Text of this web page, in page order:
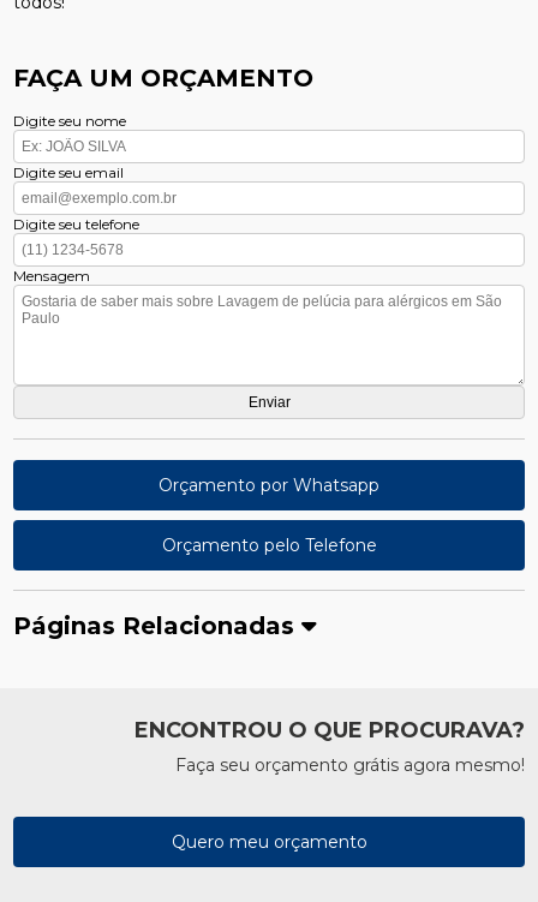
FAÇA UM ORÇAMENTO
Digite seu nome
Digite seu email
Digite seu telefone
Mensagem
Orçamento por Whatsapp
Orçamento pelo Telefone
Páginas Relacionadas
ENCONTROU O QUE PROCURAVA?
Faça seu orçamento grátis agora mesmo!
Quero meu orçamento